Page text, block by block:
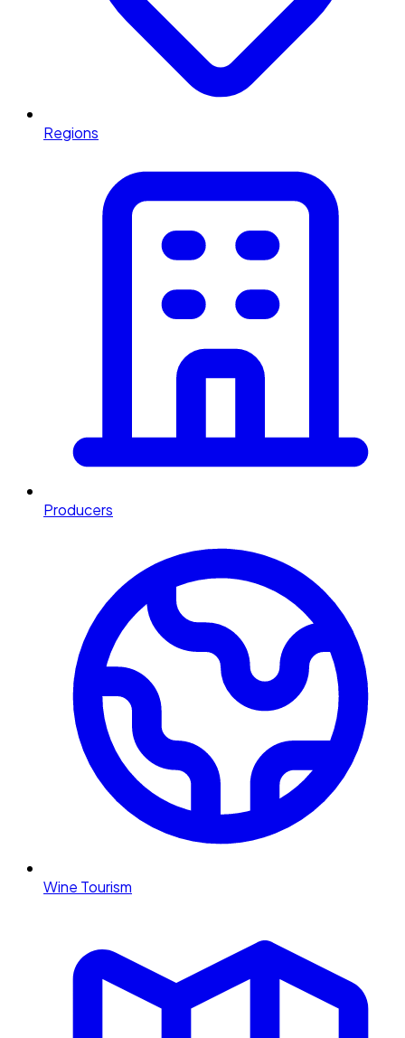
Regions
Producers
Wine Tourism